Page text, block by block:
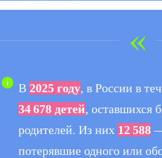
«
В 2025 году, в России в
34 678 детей, оставшихся
родителей. Из них 12 588
потерявшие одного или